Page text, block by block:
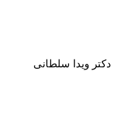
دکتر ویدا سلطانی